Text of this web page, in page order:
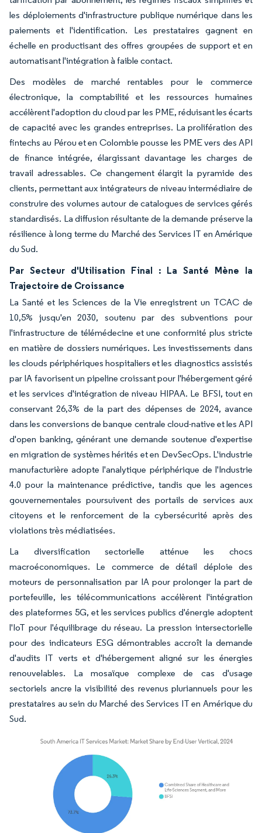
les déploiements d'infrastructure publique numérique dans les
paiements et l'identification. Les prestataires gagnent en
échelle en productisant des offres groupées de support et en
automatisant l'intégration à faible contact.
Des modèles de marché rentables pour le commerce
électronique, la comptabilité et les ressources humaines
accélèrent l'adoption du cloud par les PME, réduisant les écarts
de capacité avec les grandes entreprises. La prolifération des
fintechs au Pérou et en Colombie pousse les PME vers des API
de finance intégrée, élargissant davantage les charges de
travail adressables. Ce changement élargit la pyramide des
clients, permettant aux intégrateurs de niveau intermédiaire de
construire des volumes autour de catalogues de services gérés
standardisés. La diffusion résultante de la demande préserve la
résilience à long terme du Marché des Services IT en Amérique
du Sud.
Par Secteur d'Utilisation Final : La Santé Mène la
Trajectoire de Croissance
La Santé et les Sciences de la Vie enregistrent un TCAC de
10,5% jusqu'en 2030, soutenu par des subventions pour
l'infrastructure de télémédecine et une conformité plus stricte
en matière de dossiers numériques. Les investissements dans
les clouds périphériques hospitaliers et les diagnostics assistés
par IA favorisent un pipeline croissant pour l'hébergement géré
et les services d'intégration de niveau HIPAA. Le BFSI, tout en
conservant 26,3% de la part des dépenses de 2024, avance
dans les conversions de banque centrale cloud-native et les API
d'open banking, générant une demande soutenue d'expertise
en migration de systèmes hérités et en DevSecOps. L'industrie
manufacturière adopte l'analytique périphérique de l'Industrie
4.0 pour la maintenance prédictive, tandis que les agences
gouvernementales poursuivent des portails de services aux
citoyens et le renforcement de la cybersécurité après des
violations très médiatisées.
La diversification sectorielle atténue les chocs
macroéconomiques. Le commerce de détail déploie des
moteurs de personnalisation par IA pour prolonger la part de
portefeuille, les télécommunications accélèrent l'intégration
des plateformes 5G, et les services publics d'énergie adoptent
l'IoT pour l'équilibrage du réseau. La pression intersectorielle
pour des indicateurs ESG démontrables accroît la demande
d'audits IT verts et d'hébergement aligné sur les énergies
renouvelables. La mosaïque complexe de cas d'usage
sectoriels ancre la visibilité des revenus pluriannuels pour les
prestataires au sein du Marché des Services IT en Amérique du
Sud.